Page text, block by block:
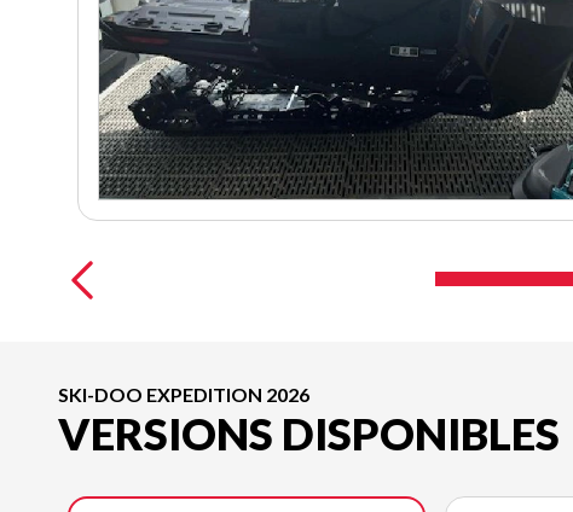
SKI-DOO EXPEDITION 2026
VERSIONS DISPONIBLES